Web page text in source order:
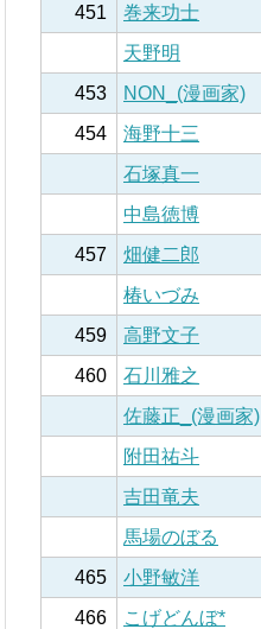
451
巻来功士
天野明
453
NON_(漫画家)
454
海野十三
石塚真一
中島徳博
457
畑健二郎
椿いづみ
459
高野文子
460
石川雅之
佐藤正_(漫画家)
附田祐斗
吉田竜夫
馬場のぼる
465
小野敏洋
466
こげどんぼ*